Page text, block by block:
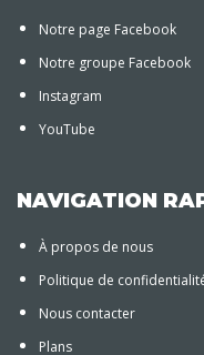
Notre page Facebook
Notre groupe Facebook
Instagram
YouTube
NAVIGATION
À propos de nous
Politique de
Nous contacter
Plans